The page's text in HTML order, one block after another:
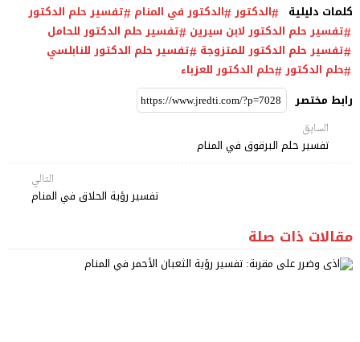
كلمات دليلية الدكتور الدكتور في المنام تفسير حلم الدكتور
تفسير حلم الدكتور لابن سيرين تفسير حلم الدكتور للحامل
تفسير حلم الدكتور للمتزوجة تفسير حلم الدكتور للنابلسي
حلم الدكتور حلم الدكتور للعزباء
رابط مختصر
السابق
تفسير حلم البرقوق في المنام
التالي
تفسير رؤية الحلاق في المنام
مقالات ذات صلة